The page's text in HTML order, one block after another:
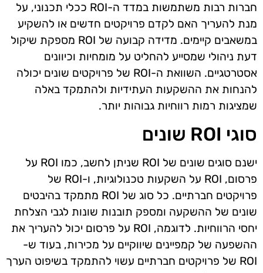
חברות רבות משתמשות במדד ה-ROI ככלי תכנוני, על
מנת להעריך האם לקדם פרויקטים חדשים או להשקיע
במשאבים קיימים. מדידה קבועה של ROI מספקת שיקול
דעת ניהולי שמסייע להחליט על מומחיות וכיוונים
אסטרטגיים. השוואת ה-ROI של פרויקטים שונים יכולה
להנחות את ההשקעות העתידיות ולהתמקד באלה
שמציגות רמות רווחיות גבוהות יותר.
סוגי ROI שונים
ישנם סוגים שונים של ROI שניתן לחשב, כמו ROI על
פרסום, ROI על השקעות טכנולוגיות, ו-ROI של
פרויקטים חברתיים. כל סוג של ROI מתמקד בהיבטים
שונים של ההשקעה ומספק תובנות שונות לגבי הצלחת
יחסי הרווחיות. לדוגמה, ROI על פרסום יכול להעריך את
ההשפעה של קמפיינים שיווקיים על מכירות, בעוד ש-
ROI של פרויקטים חברתיים עשוי להתמקד בשיפוט הערך